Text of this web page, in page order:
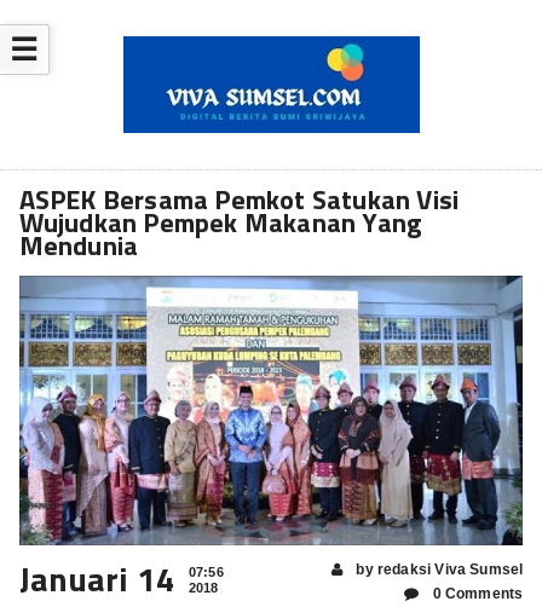
☰
ASPEK Bersama Pemkot Satukan Visi
Wujudkan Pempek Makanan Yang
Mendunia
Januari 14
07:56
2018
by redaksi Viva Sumsel
0 Comments